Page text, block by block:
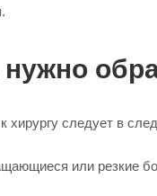
нужно
хирургу следует в
или резкие